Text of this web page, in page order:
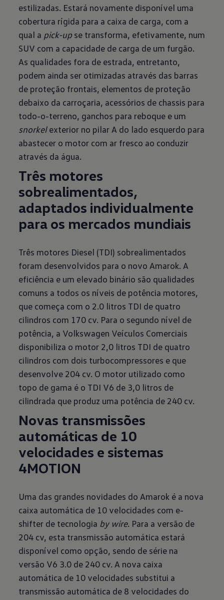
estilizadas. Estará novamente disponível uma
cobertura rígida para a caixa de carga, com a
qual a pick-up se transforma, efetivamente, num
SUV com a capacidade de carga de um furgão.
As qualidades fora de estrada, entretanto,
podem ainda ser otimizadas através das barras
de proteção frontais, elementos de proteção
debaixo da carroçaria, acessórios de chassis para
todo-o-terreno, ganchos para reboque e um
snorkelexterior no pilar A do lado esquerdo para
abastecer o motor com ar fresco ao conduzir
através da água.
Três motores
sobrealimentados,
adaptados individualmente
para os mercados mundiais
Três motores Diesel (TDI) sobrealimentados
foram desenvolvidos para o novo Amarok. A
eficiência e um elevado binário são qualidades
comuns a todos os níveis de potência motores,
que começa com o 2.0 litros TDI de quatro
cilindros com 170 cv. Para o segundo nível de
potência, a Volkswagen Veículos Comerciais
disponibiliza o motor 2,0 litros TDI de quatro
cilindros com dois turbocompressores e que
desenvolve 204 cv. O motor utilizado como
topo de gama é o TDI V6 de 3,0 litros de
cilindrada que produz uma potência de 240 cv.
Novas transmissões
automáticas de 10
velocidades e sistemas
4MOTION
Uma das grandes novidades do Amarok é a nova
caixa automática de 10 velocidades com e-
shifter de tecnologia by wire. Para a versão de
204 cv, esta transmissão automática estará
disponível como opção, sendo de série na
versão V6 3.0 de 240 cv. A nova caixa
automática de 10 velocidades substitui a
transmissão automática de 8 velocidades do